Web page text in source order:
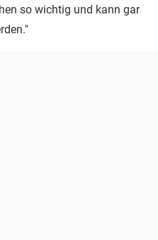
so wichtig und kann gar